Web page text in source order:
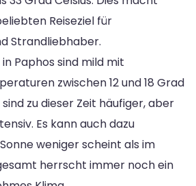
Reiseziel für
Strandliebhaber.
Paphos sind mild mit
zwischen 12 und 18 Grad
zu dieser Zeit häufiger, aber
Es kann auch dazu
weniger scheint als im
herrscht immer noch ein